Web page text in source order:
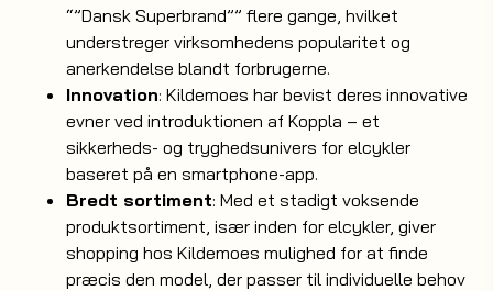
“”Dansk Superbrand”” flere gange, hvilket
understreger virksomhedens popularitet og
anerkendelse blandt forbrugerne.
Innovation: Kildemoes har bevist deres innovative
evner ved introduktionen af Koppla – et
sikkerheds- og tryghedsunivers for elcykler
baseret på en smartphone-app.
Bredt sortiment: Med et stadigt voksende
produktsortiment, især inden for elcykler, giver
shopping hos Kildemoes mulighed for at finde
præcis den model, der passer til individuelle behov